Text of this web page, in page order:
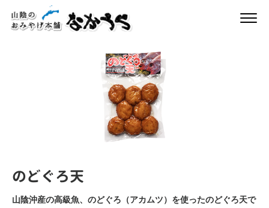
のどぐろ天
山陰沖産の高級魚、のどぐろ（アカムツ）を使ったのどぐろ天で